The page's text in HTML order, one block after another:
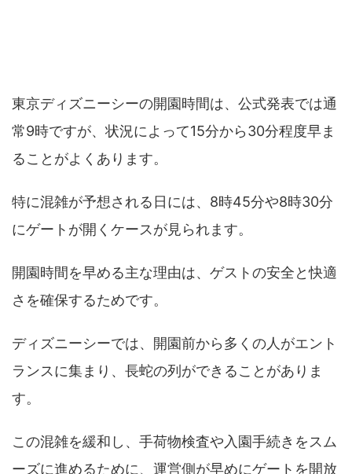
東京ディズニーシーの開園時間は、公式発表では通
常9時ですが、状況によって15分から30分程度早ま
ることがよくあります。
特に混雑が予想される日には、8時45分や8時30分
にゲートが開くケースが見られます。
開園時間を早める主な理由は、ゲストの安全と快適
さを確保するためです。
ディズニーシーでは、開園前から多くの人がエント
ランスに集まり、長蛇の列ができることがありま
す。
この混雑を緩和し、手荷物検査や入園手続きをスム
ーズに進めるために、運営側が早めにゲートを開放